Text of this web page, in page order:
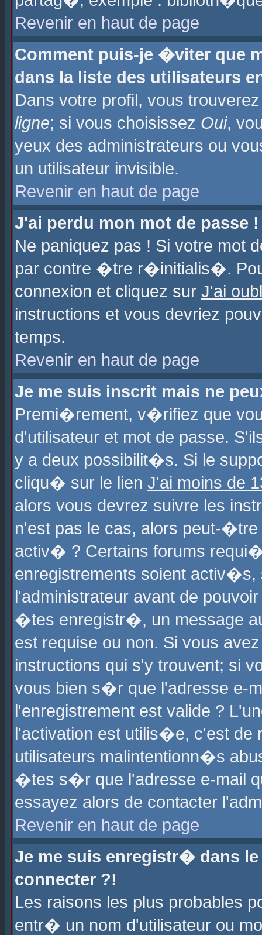
Revenir en haut de page
Comment puis-je �viter que
dans la liste des utilisateurs
Dans votre profil, vous
ligne; si vous choisissez Oui,
yeux des administrateurs ou
un utilisateur invisible.
Revenir en haut de page
J'ai perdu mon mot de passe !
Ne paniquez pas ! Si votre
par contre �tre r�initialis�.
connexion et cliquez sur J'ai
instructions et vous devriez
temps.
Revenir en haut de page
Je me suis inscrit mais ne
Premi�rement, v�rifiez que
d'utilisateur et mot de passe.
y a deux possibilit�s. Si le
cliqu� sur le lien J'ai moins de
alors vous devrez suivre les
n'est pas le cas, alors peut-
activ� ? Certains forums
enregistrements soient
l'administrateur avant de
�tes enregistr�, un message
est requise ou non. Si vous
instructions qui s'y trouvent; si
vous bien s�r que l'adresse e-
l'enregistrement est valide ?
l'activation est utilis�e, c'est
utilisateurs malintentionn�s
�tes s�r que l'adresse e-mail
essayez alors de contacter
Revenir en haut de page
Je me suis enregistr� dans
connecter ?!
Les raisons les plus probables
entr� un nom d'utilisateur ou